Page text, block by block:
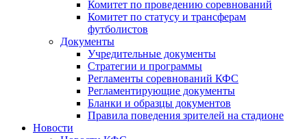
Комитет по проведению соревнований
Комитет по статусу и трансферам
футболистов
Документы
Учредительные документы
Стратегии и программы
Регламенты соревнований КФС
Регламентирующие документы
Бланки и образцы документов
Правила поведения зрителей на стадионе
Новости